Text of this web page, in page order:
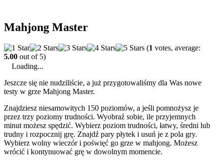
Mahjong Master
(1 votes, average:
5.00 out of 5)
Loading...
Jeszcze się nie nudziliście, a już przygotowaliśmy dla Was nowe
testy w grze Mahjong Master.
Znajdziesz niesamowitych 150 poziomów, a jeśli pomnożysz je
przez trzy poziomy trudności. Wyobraź sobie, ile przyjemnych
minut możesz spędzić. Wybierz poziom trudności, łatwy, średni lub
trudny i rozpocznij grę. Znajdź pary płytek i usuń je z pola gry.
Wybierz wolny wieczór i poświęć go grze w mahjong. Możesz
wrócić i kontynuować grę w dowolnym momencie.